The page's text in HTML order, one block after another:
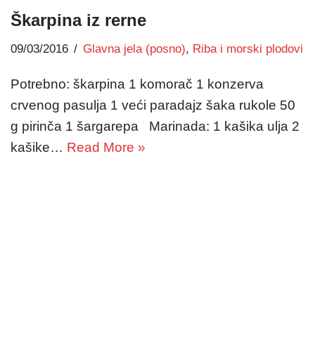
Škarpina iz rerne
09/03/2016 Glavna jela (posno), Riba i morski plodovi
Potrebno: škarpina 1 komorač 1 konzerva
crvenog pasulja 1 veći paradajz šaka rukole 50
g pirinča 1 šargarepa Marinada: 1 kašika ulja 2
kašike… Read More »